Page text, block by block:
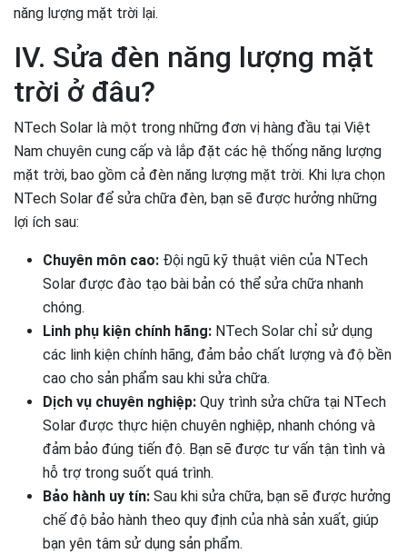
năng lượng mặt trời lại.
IV. Sửa đèn năng lượng mặt
trời ở đâu?
NTech Solar là một trong những đơn vị hàng đầu tại Việt
Nam chuyên cung cấp và lắp đặt các hệ thống năng lượng
mặt trời, bao gồm cả đèn năng lượng mặt trời. Khi lựa chọn
NTech Solar để sửa chữa đèn, bạn sẽ được hưởng những
lợi ích sau:
Chuyên môn cao: Đội ngũ kỹ thuật viên của NTech
Solar được đào tạo bài bản có thể sửa chữa nhanh
chóng.
Linh phụ kiện chính hãng: NTech Solar chỉ sử dụng
các linh kiện chính hãng, đảm bảo chất lượng và độ bền
cao cho sản phẩm sau khi sửa chữa.
Dịch vụ chuyên nghiệp: Quy trình sửa chữa tại NTech
Solar được thực hiện chuyên nghiệp, nhanh chóng và
đảm bảo đúng tiến độ. Bạn sẽ được tư vấn tận tình và
hỗ trợ trong suốt quá trình.
Bảo hành uy tín: Sau khi sửa chữa, bạn sẽ được hưởng
chế độ bảo hành theo quy định của nhà sản xuất, giúp
bạn yên tâm sử dụng sản phẩm.